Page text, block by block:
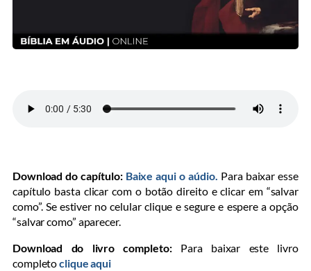
Download do capítulo: Baixe aqui o aúdio. Para baixar esse
capítulo basta clicar com o botão direito e clicar em “salvar
como”. Se estiver no celular clique e segure e espere a opção
“salvar como” aparecer.
Download do livro completo: Para baixar este livro
completoclique aqui